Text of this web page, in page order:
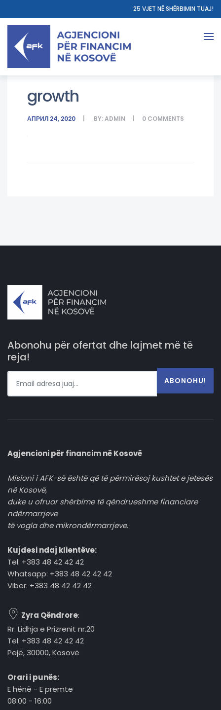
25 VJET NË SHËRBIMIN TUAJ!
growth
АПРИЛ 24, 2020 BY:ADMIN 0 COMMENTS
Abonohu për ofertat dhe lajmet më të
reja!
ABONOHU!
Agjencioni për financim në Kosovë
Misioni i AFK-së është që të përmirësoj kushtet e jetesës
në Kosovë,
duke u ofruar shërbime të qëndrueshme financiare
ndërmarrjeve
të vogla dhe mikrondërmarrjeve.
Kujdesi ndaj klientëve:
Tel: +383 48 42 42 42
Whatsapp: +383 48 42 42 42
Viber: +383 48 42 42 42
Zyra Qëndrore:
Rr. Lidhja e Prizrenit nr.20
Tel: +383 48 42 42 42
Pejë, 30000, Kosovë
Orari i punës:
E hënë - E premte
08:00 - 16:00